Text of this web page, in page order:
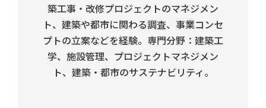
築工事・改修プロジェクトのマネジメン
ト、建築や都市に関わる調査、事業コンセ
プトの立案などを経験。専門分野：建築工
学、施設管理、プロジェクトマネジメン
ト、建築・都市のサステナビリティ。